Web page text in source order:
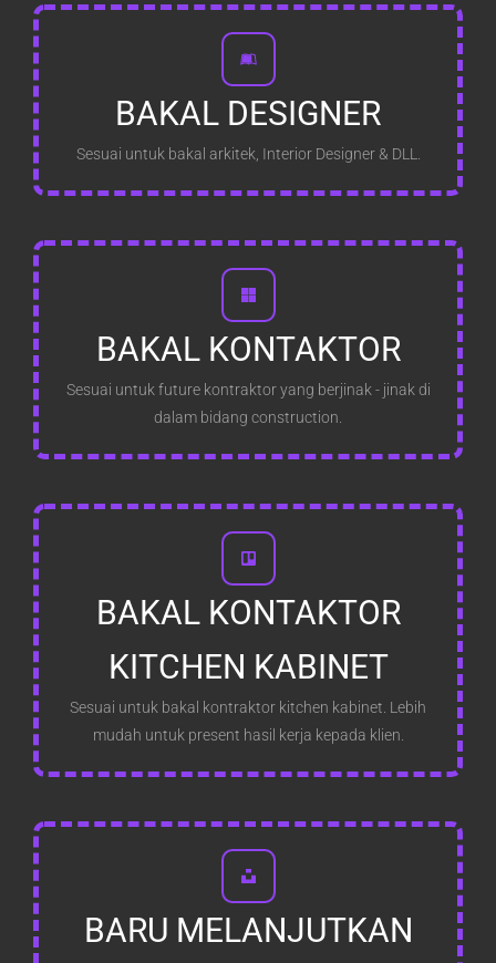
BAKAL DESIGNER
Sesuai untuk bakal arkitek, Interior Designer & DLL.
BAKAL KONTAKTOR
Sesuai untuk future kontraktor yang berjinak - jinak di
dalam bidang construction.
BAKAL KONTAKTOR
KITCHEN KABINET
Sesuai untuk bakal kontraktor kitchen kabinet. Lebih
mudah untuk present hasil kerja kepada klien.
BARU MELANJUTKAN